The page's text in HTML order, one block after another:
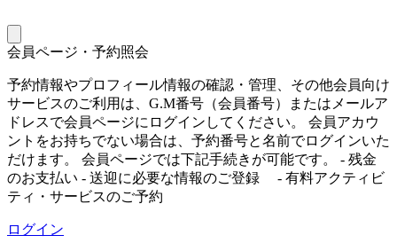
会員ページ・予約照会
予約情報やプロフィール情報の確認・管理、その他会員向け
サービスのご利用は、G.M番号（会員番号）またはメールア
ドレスで会員ページにログインしてください。 会員アカウ
ントをお持ちでない場合は、予約番号と名前でログインいた
だけます。 会員ページでは下記手続きが可能です。 - 残金
のお支払い - 送迎に必要な情報のご登録 - 有料アクティビ
ティ・サービスのご予約
ログイン